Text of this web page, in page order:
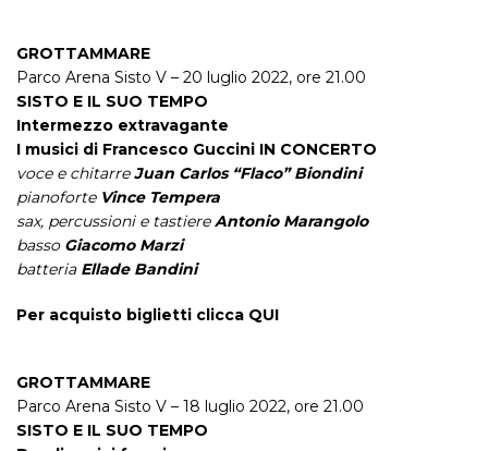
GROTTAMMARE
Parco Arena Sisto V – 20 luglio 2022, ore 21.00
SISTO E IL SUO TEMPO
Intermezzo extravagante
I musici di Francesco Guccini IN CONCERTO
voce e chitarreJuan Carlos “Flaco” Biondini
pianoforte Vince Tempera
sax, percussioni e tastiereAntonio Marangolo
bassoGiacomo Marzi
batteriaEllade Bandini
Per acquisto biglietti clicca QUI
GROTTAMMARE
Parco Arena Sisto V – 18 luglio 2022, ore 21.00
SISTO E IL SUO TEMPO